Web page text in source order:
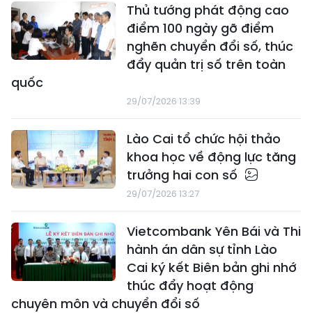
Thủ tướng phát động cao
điểm 100 ngày gỡ điểm
nghẽn chuyển đổi số, thúc
đẩy quản trị số trên toàn
quốc
29/07/2026 13:39
Lào Cai tổ chức hội thảo
khoa học về động lực tăng
trưởng hai con số
29/07/2026 13:27
Vietcombank Yên Bái và Thi
hành án dân sự tỉnh Lào
Cai ký kết Biên bản ghi nhớ
thúc đẩy hoạt động
chuyên môn và chuyển đổi số